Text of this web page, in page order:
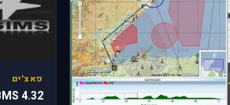
פאצ'ים
4.32